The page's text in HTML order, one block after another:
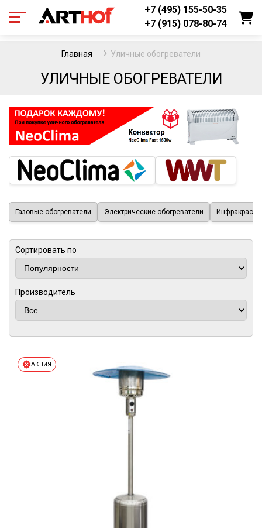
+7 (495) 155-50-35
+7 (915) 078-80-74
Главная Уличные обогреватели
УЛИЧНЫЕ ОБОГРЕВАТЕЛИ
Газовые обогреватели Электрические обогреватели
Сортировать по
Производитель
АКЦИЯ